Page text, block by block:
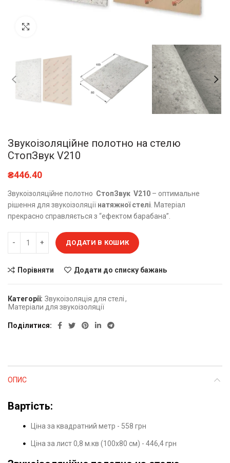
Звукоізоляційне полотно на стелю
СтопЗвук V210
₴446.40
Звукоізоляційне полотно СтопЗвук V210 – оптимальне
рішення для звукоізоляції натяжної стелі. Матеріал
прекрасно справляється з “ефектом барабана”.
ДОДАТИ В КОШИК
Порівняти Додати до списку бажань
Категорії: Звукоізоляція для стелі,
Матеріали для звукоізоляції
Поділитися
ОПИС
Вартість:
Ціна за квадратний метр - 558 грн
Ціна за лист 0,8 м.кв (100х80 см) - 446,4 грн